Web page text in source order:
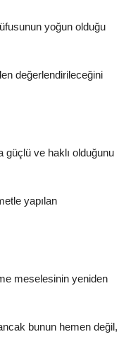
yoğun olduğu
değerlendirileceğini
güçlü ve haklı olduğunu
yapılan
meselesinin yeniden
bunun hemen değil,